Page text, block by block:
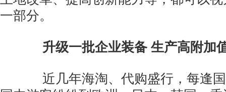
一部分。
升级一批企业装备 生产高附加
近几年海淘、代购盛行，每逢国